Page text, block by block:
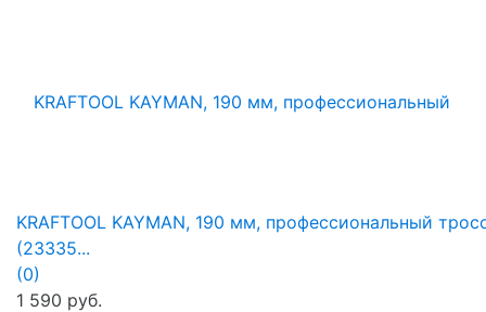
KRAFTOOL KAYMAN, 190 мм, профессиональный
(23335...
(0)
1 590 руб.